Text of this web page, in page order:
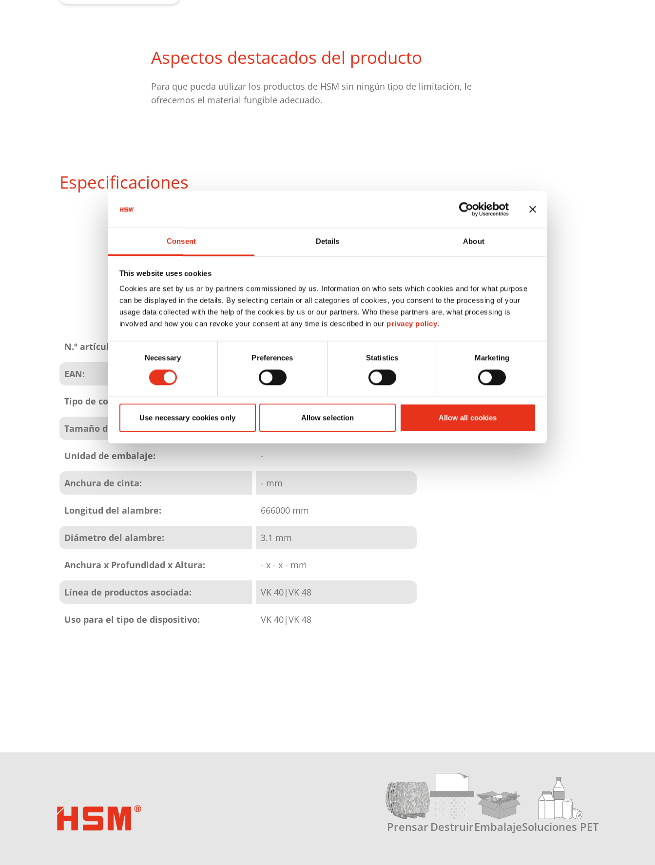
Consent Details About
This website uses cookies
Cookies are set by us or by partners commissioned by us. Information on who sets which cookies and for what purpose
can be displayed in the details. By selecting certain or all categories of cookies, you consent to the processing of your
usage data collected with the help of the cookies by us or our partners. Who these partners are, what processing is
involved and how you can revoke your consent at any time is described in our privacy policy.
Necessary Preferences Statistics Marketing
Use necessary cookies only Allow selection Allow all cookies
Aspectos destacados del producto
Para que pueda utilizar los productos de HSM sin ningún tipo de limitación, le
ofrecemos el material fungible adecuado.
Especificaciones
del
producto
Alambre de atadura 3,1
mm 40 Kg - VK 40/VK 48
N.º artículo:
EAN: 4026631081245
Tipo de consumibles: alambre de atadura
Tamaño del envase: -
Unidad de embalaje: -
Anchura de cinta: - mm
Longitud del alambre: 666000 mm
Diámetro del alambre: 3.1 mm
Anchura x Profundidad x Altura: - x - x - mm
Línea de productos asociada: VK 40|VK 48
Uso para el tipo de dispositivo: VK 40|VK 48
Prensar DestruirEmbalajeSoluciones PET